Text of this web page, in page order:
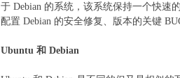
于 Debian 的系统，该系统保持一个快速
配置 Debian 的安全修复、版本的关键
Ubuntu 和 Debian